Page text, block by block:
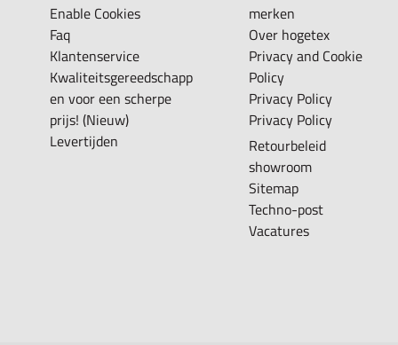
Enable Cookies
Faq
Klantenservice
Kwaliteitsgereedschapp
en voor een scherpe
prijs! (Nieuw)
Levertijden
merken
Over hogetex
Privacy and Cookie
Policy
Privacy Policy
Privacy Policy
Retourbeleid
showroom
Sitemap
Techno-post
Vacatures